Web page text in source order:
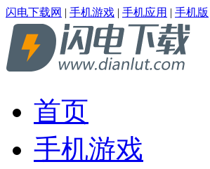
闪电下载网 | 手机游戏 | 手机应用 | 手机版
首页
手机游戏